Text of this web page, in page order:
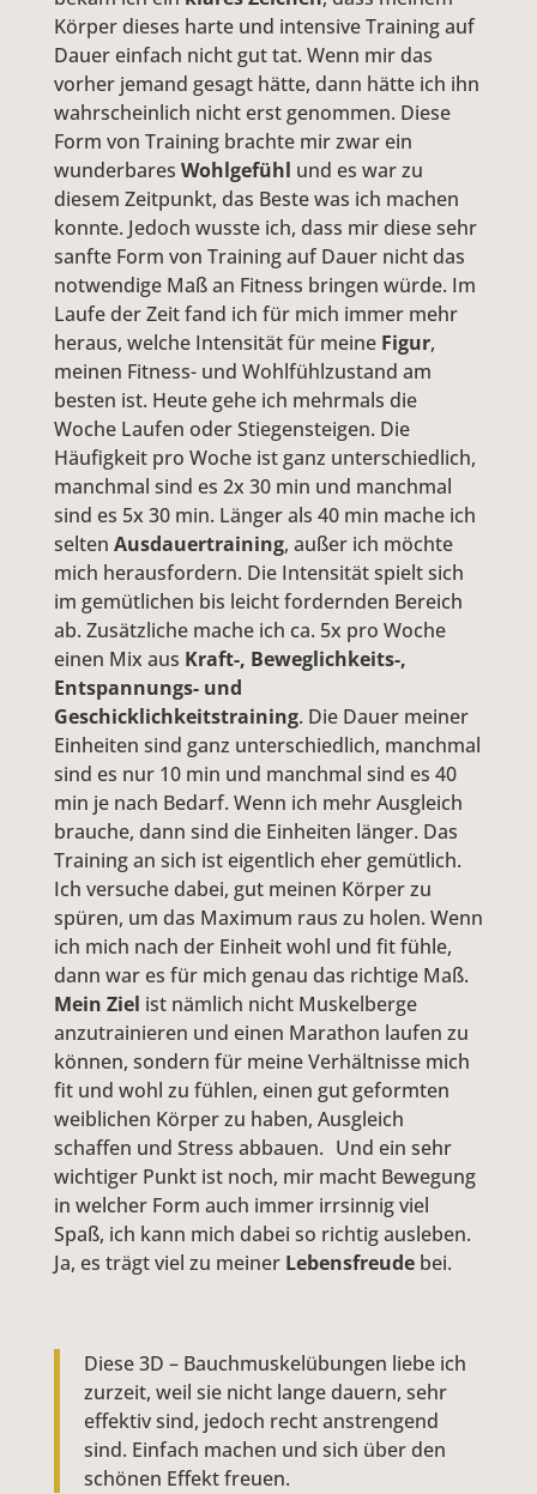
Körper dieses harte und intensive Training auf
Dauer einfach nicht gut tat. Wenn mir das
vorher jemand gesagt hätte, dann hätte ich ihn
wahrscheinlich nicht erst genommen. Diese
Form von Training brachte mir zwar ein
wunderbares Wohlgefühl und es war zu
diesem Zeitpunkt, das Beste was ich machen
konnte. Jedoch wusste ich, dass mir diese sehr
sanfte Form von Training auf Dauer nicht das
notwendige Maß an Fitness bringen würde. Im
Laufe der Zeit fand ich für mich immer mehr
heraus, welche Intensität für meine Figur,
meinen Fitness- und Wohlfühlzustand am
besten ist. Heute gehe ich mehrmals die
Woche Laufen oder Stiegensteigen. Die
Häufigkeit pro Woche ist ganz unterschiedlich,
manchmal sind es 2x 30 min und manchmal
sind es 5x 30 min. Länger als 40 min mache ich
selten Ausdauertraining, außer ich möchte
mich herausfordern. Die Intensität spielt sich
im gemütlichen bis leicht fordernden Bereich
ab. Zusätzliche mache ich ca. 5x pro Woche
einen Mix aus Kraft-, Beweglichkeits-,
Entspannungs- und
Geschicklichkeitstraining. Die Dauer meiner
Einheiten sind ganz unterschiedlich, manchmal
sind es nur 10 min und manchmal sind es 40
min je nach Bedarf. Wenn ich mehr Ausgleich
brauche, dann sind die Einheiten länger. Das
Training an sich ist eigentlich eher gemütlich.
Ich versuche dabei, gut meinen Körper zu
spüren, um das Maximum raus zu holen. Wenn
ich mich nach der Einheit wohl und fit fühle,
dann war es für mich genau das richtige Maß.
Mein Ziel ist nämlich nicht Muskelberge
anzutrainieren und einen Marathon laufen zu
können, sondern für meine Verhältnisse mich
fit und wohl zu fühlen, einen gut geformten
weiblichen Körper zu haben, Ausgleich
schaffen und Stress abbauen. Und ein sehr
wichtiger Punkt ist noch, mir macht Bewegung
in welcher Form auch immer irrsinnig viel
Spaß, ich kann mich dabei so richtig ausleben.
Ja, es trägt viel zu meiner Lebensfreudebei.
Diese 3D – Bauchmuskelübungen liebe ich
zurzeit, weil sie nicht lange dauern, sehr
effektiv sind, jedoch recht anstrengend
sind. Einfach machen und sich über den
schönen Effekt freuen.